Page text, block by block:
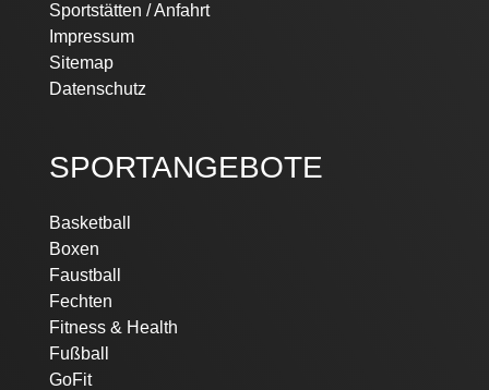
Sportstätten / Anfahrt
Impressum
Sitemap
Datenschutz
SPORTANGEBOTE
Navigation
überspringen
Basketball
Boxen
Faustball
Fechten
Fitness & Health
Fußball
GoFit